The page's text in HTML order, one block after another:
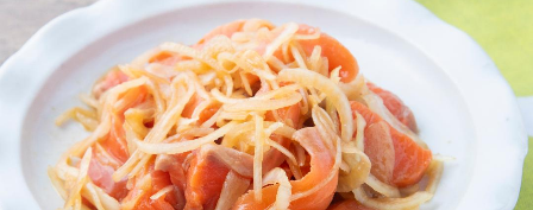
酢
お酢ドリンク ぽん酢
新商品一覧
キャンペーン情報
ブランド・スペシャルサイト
ブランド・スペシャルサイト トップ